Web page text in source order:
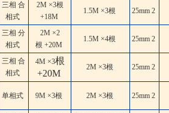
三相 合
相式
2M ×3根
+18M
1.5M ×3根 25mm 2
三相 分
相式
2M ×2
根 +20M
1.5M ×4根 25mm 2
三相 合
相式
4M ×3根
+20M
2M ×3根 25mm 2
单相式 9M ×3根 2M ×3根 25mm 2